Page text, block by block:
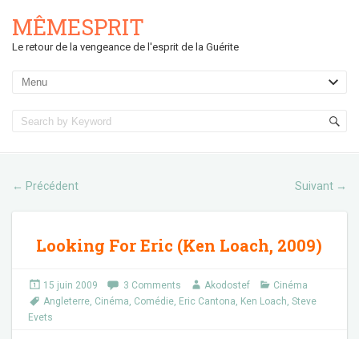
MÊMESPRIT
Le retour de la vengeance de l'esprit de la Guérite
← Précédent Suivant →
Looking For Eric (Ken Loach, 2009)
15 juin 2009 3 Comments Akodostef
Cinéma
Angleterre, Cinéma, Comédie, Eric Cantona, Ken Loach, Steve
Evets